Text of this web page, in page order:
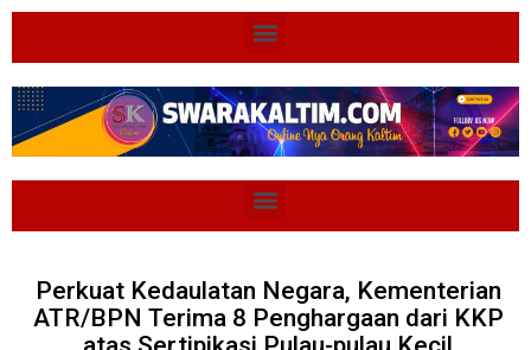
Perkuat Kedaulatan Negara, Kementerian
ATR/BPN Terima 8 Penghargaan dari KKP